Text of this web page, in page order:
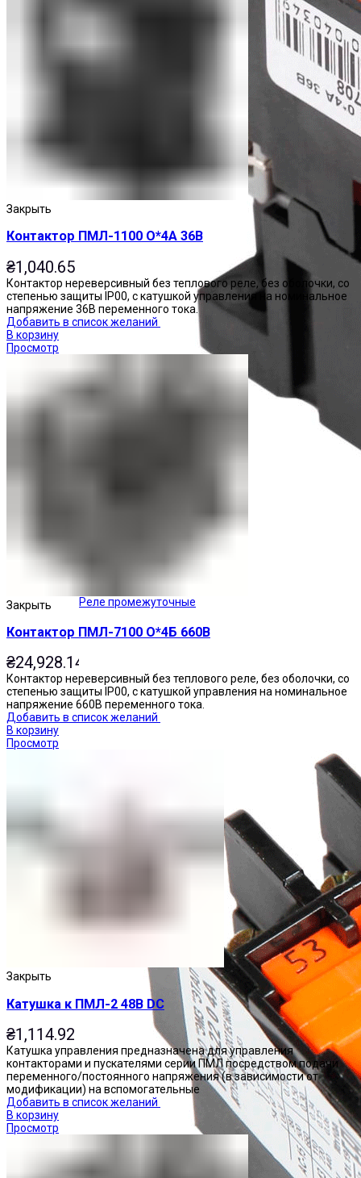
Реле промежуточные
Закрыть
Контактор ПМЛ-1100 О*4А 36В
₴1,040.65
Контактор нереверсивный без теплового реле, без оболочки, со
степенью защиты IP00, с катушкой управления на номинальное
напряжение 36В переменного тока.
Добавить в список желаний
В корзину
Просмотр
Закрыть
Контактор ПМЛ-7100 О*4Б 660В
₴24,928.14
Контактор нереверсивный без теплового реле, без оболочки, со
степенью защиты IP00, с катушкой управления на номинальное
напряжение 660В переменного тока.
Добавить в список желаний
В корзину
Просмотр
Закрыть
Катушка к ПМЛ-2 48В DC
₴1,114.92
Катушка управления предназначена для управления
контакторами и пускателями серии ПМЛ посредством подачи
переменного/постоянного напряжения (в зависимости от
модификации) на вспомогательные
Добавить в список желаний
В корзину
Просмотр